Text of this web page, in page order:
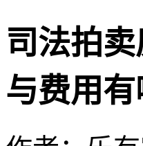
司法拍
与费用有